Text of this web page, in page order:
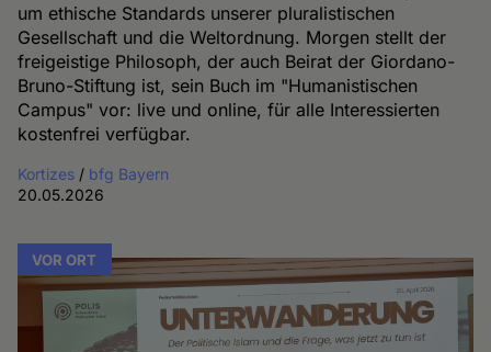
um ethische Standards unserer pluralistischen
Gesellschaft und die Weltordnung. Morgen stellt der
freigeistige Philosoph, der auch Beirat der Giordano-
Bruno-Stiftung ist, sein Buch im "Humanistischen
Campus" vor: live und online, für alle Interessierten
kostenfrei verfügbar.
Kortizes / bfg Bayern
20.05.2026
VOR ORT